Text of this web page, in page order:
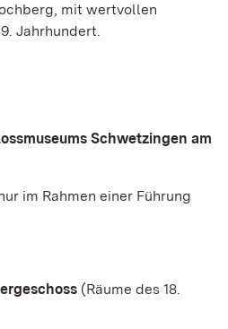
mit wertvollen
Jahrhundert.
Schwetzingen am
im Rahmen einer Führung
(Räume des 18.